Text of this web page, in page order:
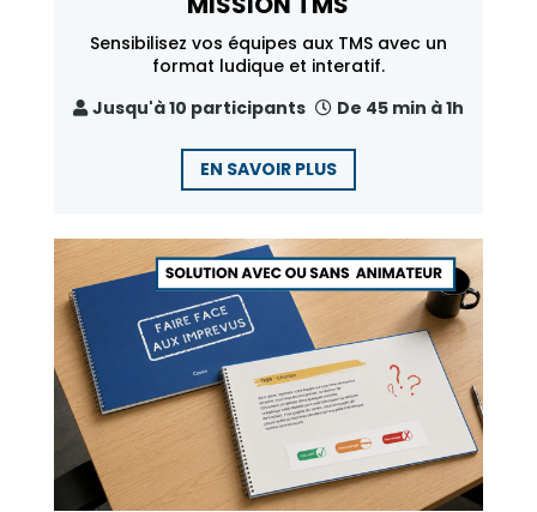
Sensibilisez vos équipes aux TMS avec un
format ludique et interatif.
Jusqu'à 10 participants
De 45 min à 1h
EN SAVOIR PLUS